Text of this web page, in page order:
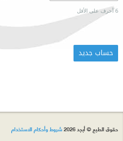
6 أحرف على الأقل
حقوق الطبع © أبجد 2026 شروط وأحكام الاستخدام